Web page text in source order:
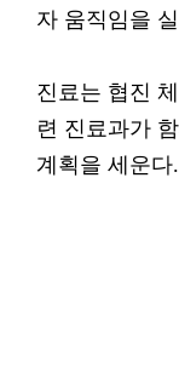
자 움직임을
진료는 협진
련 진료과가
계획을 세운다.